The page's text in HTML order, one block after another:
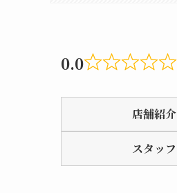
0.0
Rated
0.0
out
of
5
店舗紹介
スタッフ